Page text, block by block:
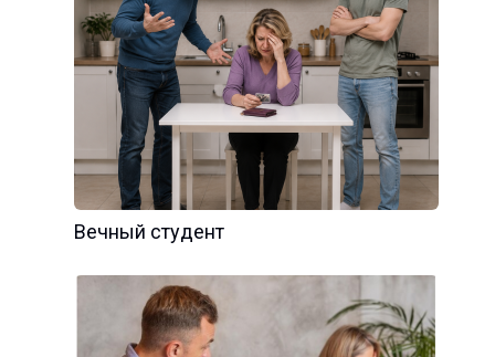
Вечный студент